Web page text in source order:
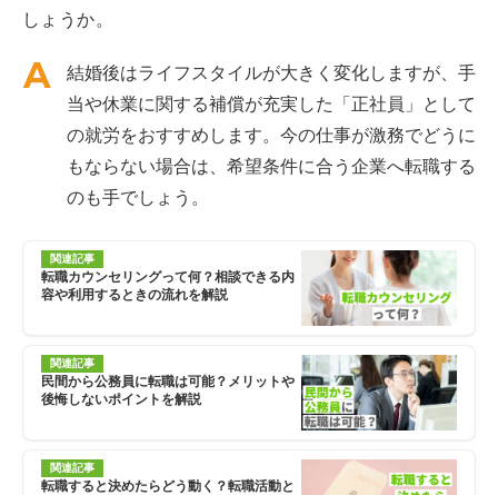
しょうか。
結婚後はライフスタイルが大きく変化しますが、手
当や休業に関する補償が充実した「正社員」として
の就労をおすすめします。今の仕事が激務でどうに
もならない場合は、希望条件に合う企業へ転職する
のも手でしょう。
関連記事
転職カウンセリングって何？相談できる内
容や利用するときの流れを解説
関連記事
民間から公務員に転職は可能？メリットや
後悔しないポイントを解説
関連記事
転職すると決めたらどう動く？転職活動と